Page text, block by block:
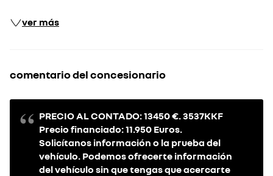
ver más
comentario del concesionario
PRECIO AL CONTADO: 13450 €. 3537KKF
Precio financiado: 11.950 Euros.
Solicítanos información o la prueba del
vehículo. Podemos ofrecerte información
del vehículo sin que tengas que acercarte